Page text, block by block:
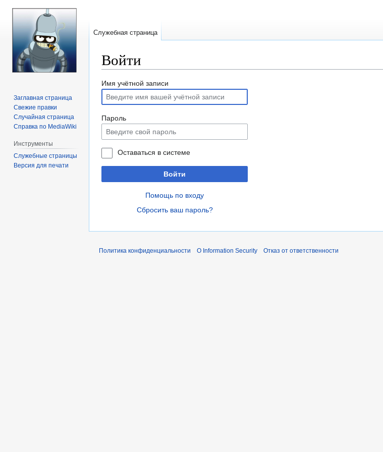
Войти
Перейти
навигации
Перейти
поиску
Имя учётной записи
Пароль
Оставаться в системе
Войти
Помощь по входу
Сбросить ваш пароль?
Служебная страница
Заглавная страница
Свежие правки
Случайная страница
Справка по MediaWiki
Инструменты
Служебные страницы
Версия для печати
Политика конфиденциальности О Information Security Отказ от ответственности